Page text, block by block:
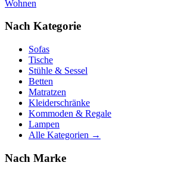
Wohnen
Nach Kategorie
Sofas
Tische
Stühle & Sessel
Betten
Matratzen
Kleiderschränke
Kommoden & Regale
Lampen
Alle Kategorien →
Nach Marke